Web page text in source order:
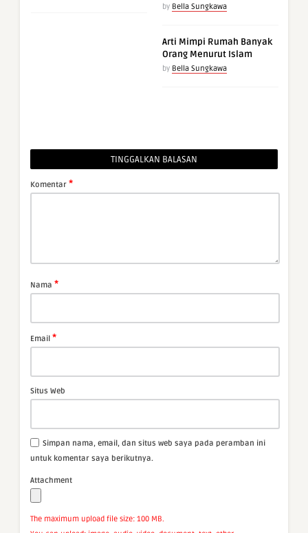
by Bella Sungkawa
Arti Mimpi Rumah Banyak
Orang Menurut Islam
by Bella Sungkawa
TINGGALKAN BALASAN
Komentar *
Nama *
Email *
Situs Web
Simpan nama, email, dan situs web saya pada peramban ini
untuk komentar saya berikutnya.
Attachment
The maximum upload file size: 100 MB.